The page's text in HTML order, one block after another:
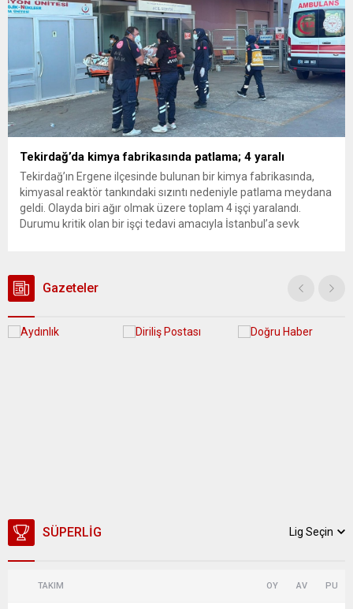
Tekirdağ’da kimya fabrikasında patlama; 4 yaralı
Tekirdağ’ın Ergene ilçesinde bulunan bir kimya fabrikasında,
kimyasal reaktör tankındaki sızıntı nedeniyle patlama meydana
geldi. Olayda biri ağır olmak üzere toplam 4 işçi yaralandı.
Durumu kritik olan bir işçi tedavi amacıyla İstanbul’a sevk
Gazeteler
SÜPERLIG Lig Seçin
TAKIM OY AV PU